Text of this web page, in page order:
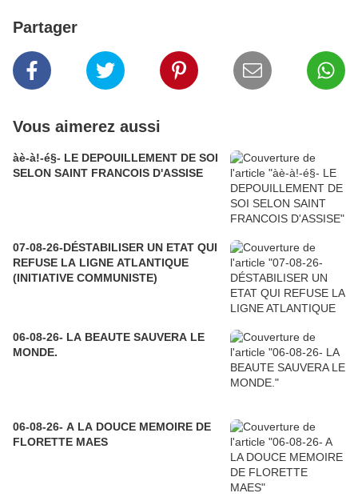
Partager
Vous aimerez aussi
àè-à!-é§- LE DEPOUILLEMENT DE SOI
SELON SAINT FRANCOIS D'ASSISE
07-08-26-DÉSTABILISER UN ETAT QUI
REFUSE LA LIGNE ATLANTIQUE
(INITIATIVE COMMUNISTE)
06-08-26- LA BEAUTE SAUVERA LE
MONDE.
06-08-26- A LA DOUCE MEMOIRE DE
FLORETTE MAES